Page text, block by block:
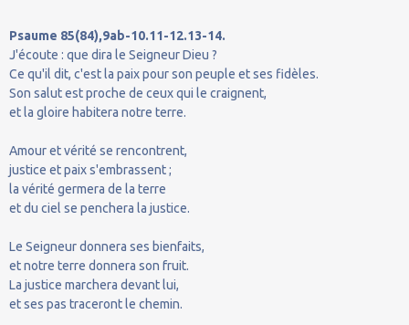
Psaume 85(84),9ab-10.11-12.13-14.
J'écoute : que dira le Seigneur Dieu ?
Ce qu'il dit, c'est la paix pour son peuple et ses fidèles.
Son salut est proche de ceux qui le craignent,
et la gloire habitera notre terre.
Amour et vérité se rencontrent,
justice et paix s'embrassent ;
la vérité germera de la terre
et du ciel se penchera la justice.
Le Seigneur donnera ses bienfaits,
et notre terre donnera son fruit.
La justice marchera devant lui,
et ses pas traceront le chemin.